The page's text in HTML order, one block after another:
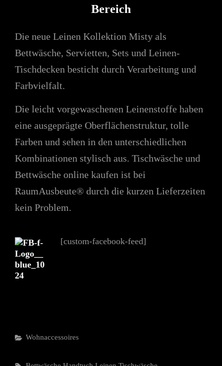
Bereich
Die neue Leinen Kollektion Misty als
Bettwäsche, Servietten, Sets und Leinen-
Tischdecken besticht durch Verarbeitung und
Farbvielfalt.
Die leicht vorgewaschenen Leinenstoffe haben
eine ausgeprägte Oberflächenstruktur, tolle
Farben und sehen in den unterschiedlichen
Kombinationen stylisch aus. Tischwäsche und
Bettwäsche online kaufen ist bei
RaumAusbeute® durch die kurzen Lieferzeiten
kein Problem.
[custom-facebook-feed]
Categories
Wohnaccessoires